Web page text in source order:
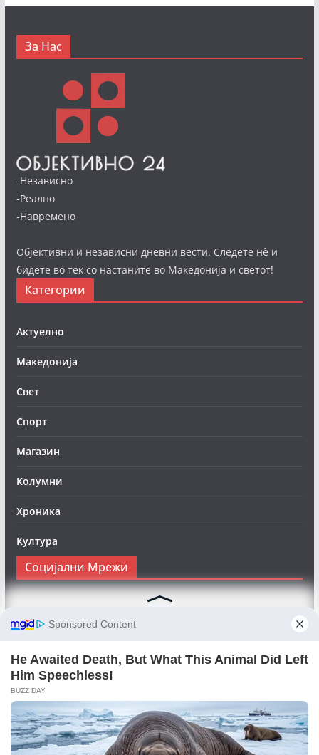
За Нас
-Независно
-Реално
-Навремено
Објективни и независни дневни вести. Следете нè и
бидете во тек со настаните во Македонија и светот!
Категории
Актуелно
Македонија
Свет
Спорт
Магазин
Колумни
Хроника
Култура
Социјални Мрежи
Следете нè на Фејсбук за да сте во тек со најновите